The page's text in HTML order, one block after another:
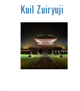
Kuil Zuiryuji